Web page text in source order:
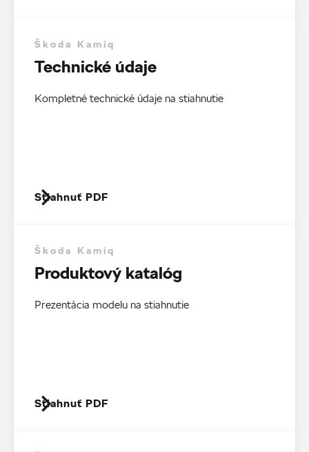
Škoda Kamiq
Technické údaje
Kompletné technické údaje na stiahnutie
Stiahnuť PDF
Škoda Kamiq
Produktový katalóg
Prezentácia modelu na stiahnutie
Stiahnuť PDF